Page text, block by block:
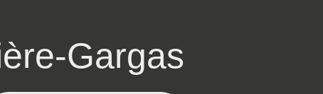
Gargas